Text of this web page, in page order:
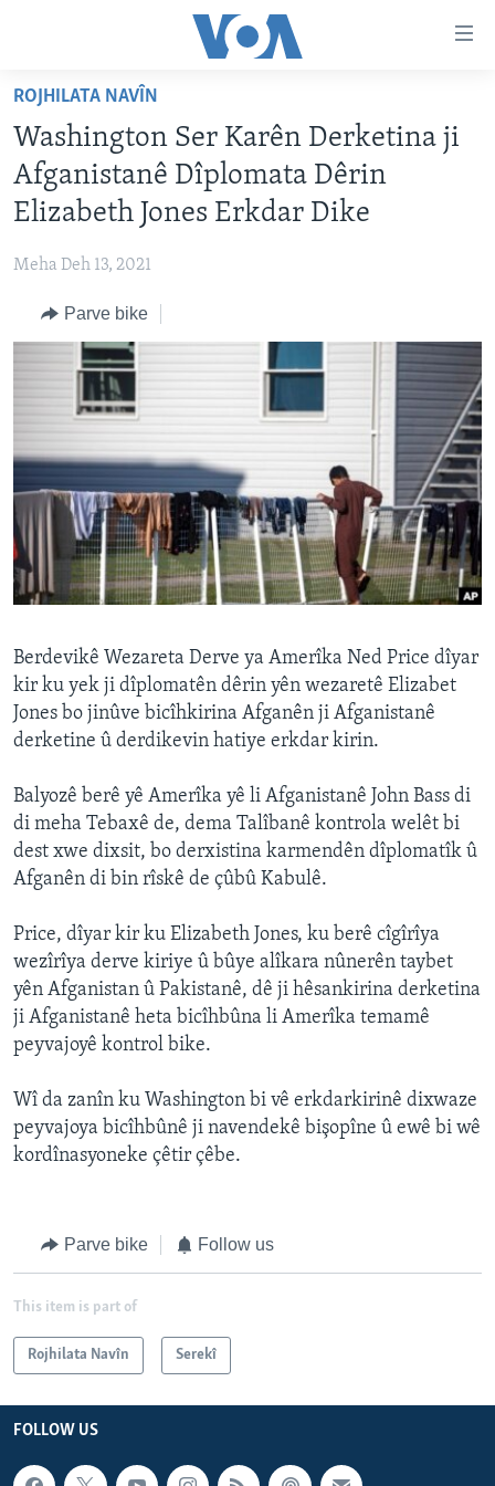
Yekser
naveroka
serekî
Yekser
here
Malpera
Yekser
here
DESTPÊK
NÛÇE
VÎDYO GALERÎ
HEVPEYVÎN
HERÊMÊN KURDAN
TIRKÎYE
SÛRÎYE
ÎRAN
ÇAND Û HUNER
SERNIVÎS
SORANÎ
Learning English
FOLLOW US
Zimanên Din
ROJHILATA NAVÎN
Washington Ser Karên Derketina ji
Afganistanê Dîplomata Dêrin
Elizabeth Jones Erkdar Dike
Meha Deh 13, 2021
Parve bike
Berdevikê Wezareta Derve ya Amerîka Ned Price dîyar
kir ku yek ji dîplomatên dêrin yên wezaretê Elizabet
Jones bo jinûve bicîhkirina Afganên ji Afganistanê
derketine û derdikevin hatiye erkdar kirin.
Balyozê berê yê Amerîka yê li Afganistanê John Bass di
di meha Tebaxê de, dema Talîbanê kontrola welêt bi
dest xwe dixsit, bo derxistina karmendên dîplomatîk û
Afganên di bin rîskê de çûbû Kabulê.
Price, dîyar kir ku Elizabeth Jones, ku berê cîgîrîya
wezîrîya derve kiriye û bûye alîkara nûnerên taybet
yên Afganistan û Pakistanê, dê ji hêsankirina derketina
ji Afganistanê heta bicîhbûna li Amerîka temamê
peyvajoyê kontrol bike.
Wî da zanîn ku Washington bi vê erkdarkirinê dixwaze
peyvajoya bicîhbûnê ji navendekê bişopîne û ewê bi wê
kordînasyoneke çêtir çêbe.
Parve bike Follow us
This item is part of
Rojhilata Navîn Serekî
FOLLOW US